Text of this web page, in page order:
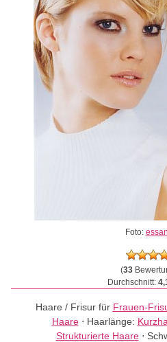
Foto:
(33
Durchschnitt:
Haare / Frisur für Frauen-
Haare⋅ Haarlänge:
Strukturierte Haare⋅